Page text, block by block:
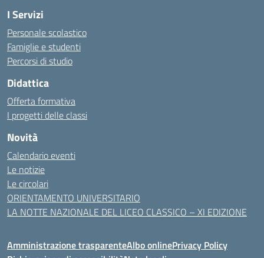
I Servizi
Personale scolastico
Famiglie e studenti
Percorsi di studio
Didattica
Offerta formativa
I progetti delle classi
Novità
Calendario eventi
Le notizie
Le circolari
ORIENTAMENTO UNIVERSITARIO
LA NOTTE NAZIONALE DEL LICEO CLASSICO – XI EDIZIONE
Amministrazione trasparenteAlbo onlinePrivacy Policy